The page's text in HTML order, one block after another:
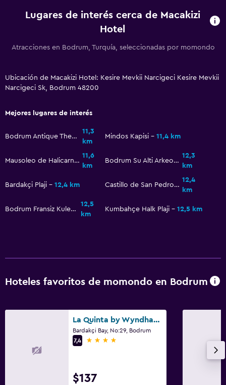
Lugares de interés cerca de Macakizi
Hotel
Atracciones en Bodrum, Turquía, seleccionadas por momondo
Ubicación de Macakizi Hotel: Kesire Mevkii Narcigeci Kesire Mevkii
Narcigeci Sk, Bodrum 48200
Mejores lugares de interés
Bodrum Antique Theatre
11,3
km
Mindos Kapisi 11,4 km
Mausoleo de Halicarnaso
11,6
km
Bodrum Su Alti Arkeoloji Müzesi
12,3
km
Bardakçi Plaji 12,4 km Castillo de San Pedro de Halicarnaso
12,4
km
Bodrum Fransiz Kulesi
12,5
km
Kumbahçe Halk Plaji 12,5 km
Hoteles favoritos de momondo en Bodrum
La Quinta by Wyndham Bodrum
Bardakçi Bay, No:29, Bodrum
7,4
4 estrellas
$137